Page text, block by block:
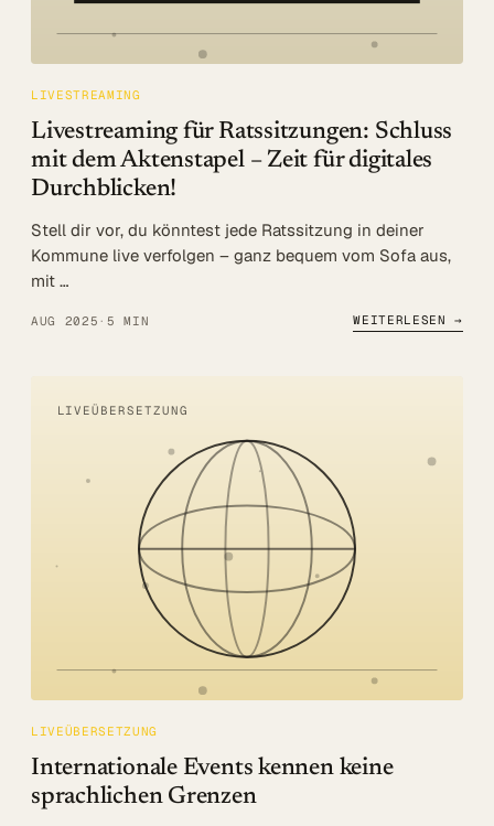
LIVESTREAMING
Livestreaming für Ratssitzungen: Schluss
mit dem Aktenstapel – Zeit für digitales
Durchblicken!
Stell dir vor, du könntest jede Ratssitzung in deiner
Kommune live verfolgen – ganz bequem vom Sofa aus,
mit …
AUG 2025 · 5 MIN WEITERLESEN →
LIVEÜBERSETZUNG
LIVEÜBERSETZUNG
Internationale Events kennen keine
sprachlichen Grenzen